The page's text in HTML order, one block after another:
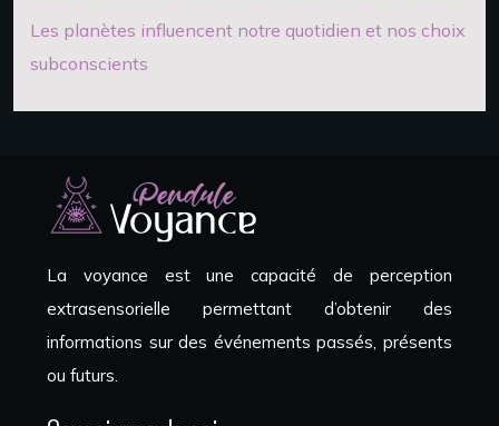
Les planètes influencent notre quotidien et nos choix
subconscients
La voyance est une capacité de perception
extrasensorielle permettant d’obtenir des
informations sur des événements passés, présents
ou futurs.